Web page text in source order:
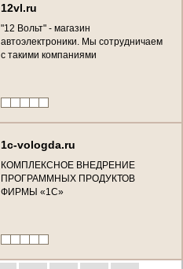
12vl.ru
"12 Вольт" - магазин
автоэлектроники. Мы сотрудничаем
с такими компаниями
1c-vologda.ru
КОМПЛЕКСНОЕ ВНЕДРЕНИЕ
ПРОГРАММНЫХ ПРОДУКТОВ
ФИРМЫ «1С»